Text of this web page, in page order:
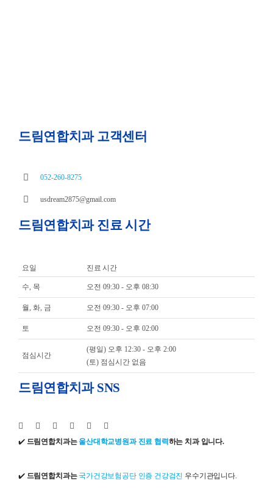
드림연합치과 고객센터
052-260-8275
usdream2875@gmail.com
드림연합치과 진료 시간
요일 진료 시간
수, 목 오전 09:30 - 오후 08:30
월, 화, 금 오전 09:30 - 오후 07:00
토 오전 09:30 - 오후 02:00
점심시간
(평일) 오후 12:30 - 오후 2:00
(토) 점심시간 없음
드림연합치과 SNS
✔️ 드림연합치과는 울산대학교병원과 진료 협력하는 치과 입니다.
✔️ 드림연합치과는 국가건강보험공단 인증 건강검진 우수기관입니다.